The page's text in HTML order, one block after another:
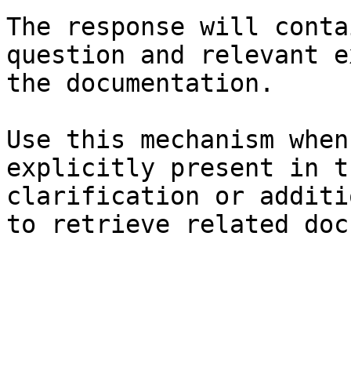
The response will
question and relevant
the documentation.
Use this mechanism
explicitly present in
clarification or